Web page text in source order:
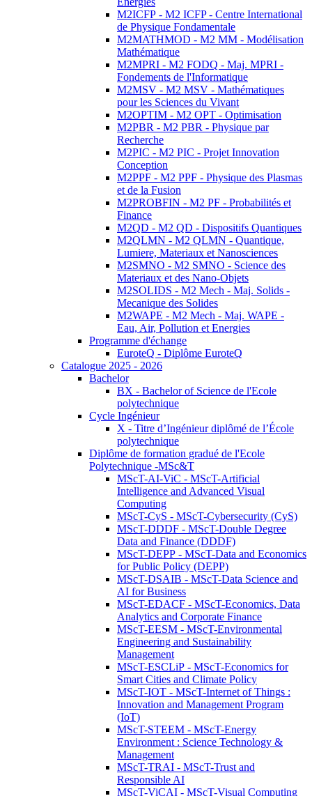
M2ICFP - M2 ICFP - Centre International
de Physique Fondamentale
M2MATHMOD - M2 MM - Modélisation
Mathématique
M2MPRI - M2 FODQ - Maj. MPRI -
Fondements de l'Informatique
M2MSV - M2 MSV - Mathématiques
pour les Sciences du Vivant
M2OPTIM - M2 OPT - Optimisation
M2PBR - M2 PBR - Physique par
Recherche
M2PIC - M2 PIC - Projet Innovation
Conception
M2PPF - M2 PPF - Physique des Plasmas
et de la Fusion
M2PROBFIN - M2 PF - Probabilités et
Finance
M2QD - M2 QD - Dispositifs Quantiques
M2QLMN - M2 QLMN - Quantique,
Lumiere, Materiaux et Nanosciences
M2SMNO - M2 SMNO - Science des
Materiaux et des Nano-Objets
M2SOLIDS - M2 Mech - Maj. Solids -
Mecanique des Solides
M2WAPE - M2 Mech - Maj. WAPE -
Eau, Air, Pollution et Energies
Programme d'échange
EuroteQ - Diplôme EuroteQ
Catalogue 2025 - 2026
Bachelor
BX - Bachelor of Science de l'Ecole
polytechnique
Cycle Ingénieur
X - Titre d’Ingénieur diplômé de l’École
polytechnique
Diplôme de formation gradué de l'Ecole
Polytechnique -MSc&T
MScT-AI-ViC - MScT-Artificial
Intelligence and Advanced Visual
Computing
MScT-CyS - MScT-Cybersecurity (CyS)
MScT-DDDF - MScT-Double Degree
Data and Finance (DDDF)
MScT-DEPP - MScT-Data and Economics
for Public Policy (DEPP)
MScT-DSAIB - MScT-Data Science and
AI for Business
MScT-EDACF - MScT-Economics, Data
Analytics and Corporate Finance
MScT-EESM - MScT-Environmental
Engineering and Sustainability
Management
MScT-ESCLiP - MScT-Economics for
Smart Cities and Climate Policy
MScT-IOT - MScT-Internet of Things :
Innovation and Management Program
(IoT)
MScT-STEEM - MScT-Energy
Environment : Science Technology &
Management
MScT-TRAI - MScT-Trust and
Responsible AI
MScT-ViCAI - MScT-Visual Computing